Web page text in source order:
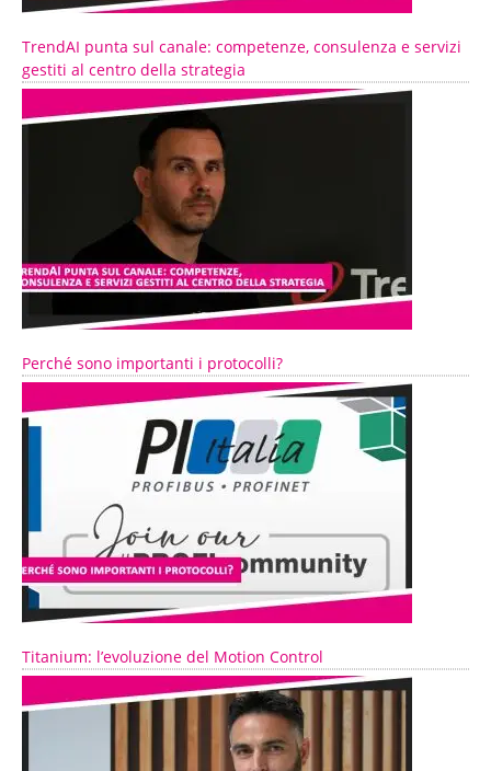
TrendAI punta sul canale: competenze, consulenza e servizi
gestiti al centro della strategia
Perché sono importanti i protocolli?
Titanium: l’evoluzione del Motion Control